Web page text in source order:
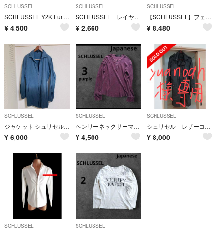
SCHLUSSEL
SCHLUSSEL Y2K Fur Hood Military Parka 3
¥ 4,500
SCHLUSSEL
SCHLUSSEL レイヤード カットソー ロンT 胸ロゴ 2 平成 y2k
¥ 2,660
SCHLUSSEL
【SCHLUSSEL】フェイクムートン スウェード コート ファー y2k 3
¥ 8,480
SCHLUSSEL
ジャケット シュリセル メンズ 麻 リネン 薄手 グラデーション アウター
¥ 6,000
SCHLUSSEL
ヘンリーネックサーマル パープル 紫 3 ロック Japanese 日本ブランド
¥ 4,500
SCHLUSSEL
シュリセル レザーコート 黒
¥ 8,000
SCHLUSSEL SCHLUSSEL